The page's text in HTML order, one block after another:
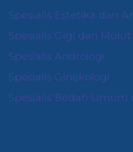
Spesialis Estetika dan
Spesialis Gigi dan Mulut
Spesialis Andrologi
Spesialis Ginekologi
Spesialis Bedah Umum